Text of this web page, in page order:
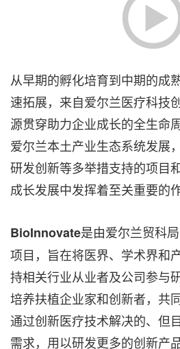
从早期的孵化培育到中期的成
速拓展，来自爱尔兰医疗科技
源贯穿助力企业成长的全生命
爱尔兰本土产业生态系统发展
研发创新等多举措支持的项目
成长发展中发挥着至关重要的作
BioInnovate是由爱尔兰贸科
项目，旨在将医界、学术界和
持相关行业从业者及公司参与
培养扶植企业家和创新者，共
通过创新医疗技术解决的、但
需求，用以研发更多的创新产